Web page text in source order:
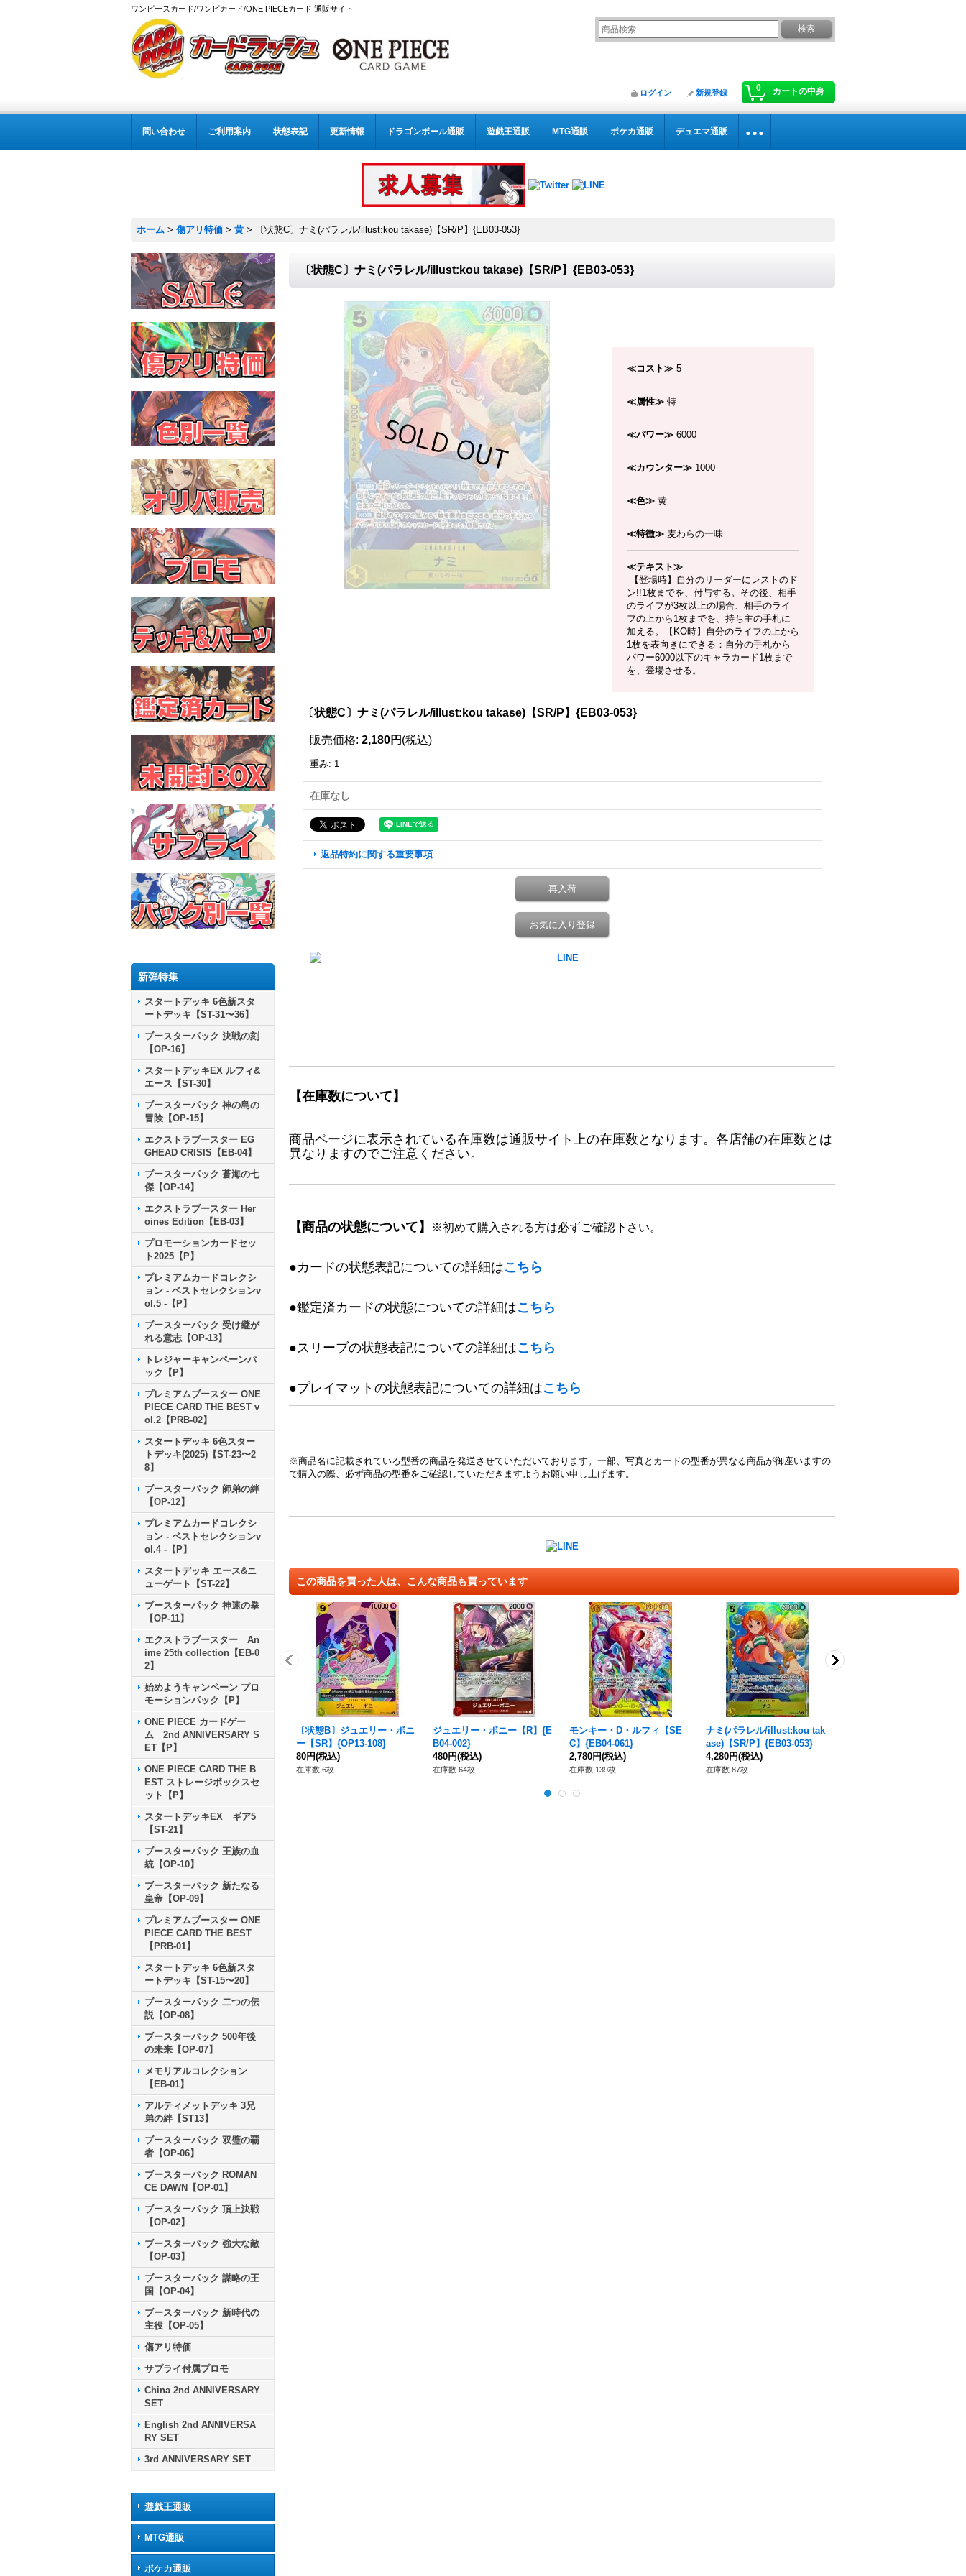
ワンピースカード/ワンピカード/ONE PIECEカード 通販サイト
0 カートの中身
ログイン 新規登録
問い合わせ ご利用案内 状態表記 更新情報 ドラゴンボール通販 遊戯王通販 MTG通販 ポケカ通販 デュエマ通販
ホーム > 傷アリ特価 > 黄 > 〔状態C〕ナミ(パラレル/illust:kou takase)【SR/P】{EB03-053}
新弾特集
スタートデッキ 6色新スタ
ートデッキ【ST-31〜36】
ブースターパック 決戦の刻
【OP-16】
スタートデッキEX ルフィ&
エース【ST-30】
ブースターパック 神の島の
冒険【OP-15】
エクストラブースター EG
GHEAD CRISIS【EB-04】
ブースターパック 蒼海の七
傑【OP-14】
エクストラブースター Her
oines Edition【EB-03】
プロモーションカードセッ
ト2025【P】
プレミアムカードコレクシ
ョン - ベストセレクションv
ol.5 -【P】
ブースターパック 受け継が
れる意志【OP-13】
トレジャーキャンペーンパ
ック【P】
プレミアムブースター ONE
PIECE CARD THE BEST v
ol.2【PRB-02】
スタートデッキ 6色スター
トデッキ(2025)【ST-23〜2
8】
ブースターパック 師弟の絆
【OP-12】
プレミアムカードコレクシ
ョン - ベストセレクションv
ol.4 -【P】
スタートデッキ エース&ニ
ューゲート【ST-22】
ブースターパック 神速の拳
【OP-11】
エクストラブースター An
ime 25th collection【EB-0
2】
始めようキャンペーン プロ
モーションパック【P】
ONE PIECE カードゲー
ム 2nd ANNIVERSARY S
ET【P】
ONE PIECE CARD THE B
EST ストレージボックスセ
ット【P】
スタートデッキEX ギア5
【ST-21】
ブースターパック 王族の血
統【OP-10】
ブースターパック 新たなる
皇帝【OP-09】
プレミアムブースター ONE
PIECE CARD THE BEST
【PRB-01】
スタートデッキ 6色新スタ
ートデッキ【ST-15〜20】
ブースターパック 二つの伝
説【OP-08】
ブースターパック 500年後
の未来【OP-07】
メモリアルコレクション
【EB-01】
アルティメットデッキ 3兄
弟の絆【ST13】
ブースターパック 双璧の覇
者【OP-06】
ブースターパック ROMAN
CE DAWN【OP-01】
ブースターパック 頂上決戦
【OP-02】
ブースターパック 強大な敵
【OP-03】
ブースターパック 謀略の王
国【OP-04】
ブースターパック 新時代の
主役【OP-05】
傷アリ特価
サプライ付属プロモ
China 2nd ANNIVERSARY
SET
English 2nd ANNIVERSA
RY SET
3rd ANNIVERSARY SET
遊戯王通販
MTG通販
ポケカ通販
〔状態C〕ナミ(パラレル/illust:kou takase)【SR/P】{EB03-053}
-
≪コスト≫ 5
≪属性≫ 特
≪パワー≫ 6000
≪カウンター≫ 1000
≪色≫ 黄
≪特徴≫ 麦わらの一味
≪テキスト≫
【登場時】自分のリーダーにレストのド
ン!!1枚までを、付与する。その後、相手
のライフが3枚以上の場合、相手のライ
フの上から1枚までを、持ち主の手札に
加える。【KO時】自分のライフの上から
1枚を表向きにできる：自分の手札から
パワー6000以下のキャラカード1枚まで
を、登場させる。
〔状態C〕ナミ(パラレル/illust:kou takase)【SR/P】{EB03-053}
販売価格: 2,180円 (税込)
重み: 1
在庫なし
返品特約に関する重要事項
再入荷
お気に入り登録
【在庫数について】
商品ページに表示されている在庫数は通販サイト上の在庫数となります。各店舗の在庫数とは
異なりますのでご注意ください。
【商品の状態について】 ※初めて購入される方は必ずご確認下さい。
●カードの状態表記についての詳細はこちら
●鑑定済カードの状態についての詳細はこちら
●スリーブの状態表記についての詳細はこちら
●プレイマットの状態表記についての詳細はこちら
※商品名に記載されている型番の商品を発送させていただいております。一部、写真とカードの型番が異なる商品が御座いますの
で購入の際、必ず商品の型番をご確認していただきますようお願い申し上げます。
この商品を買った人は、こんな商品も買っています
〔状態B〕ジュエリー・ボニ
ー【SR】{OP13-108}
80円(税込)
在庫数 6枚
ジュエリー・ボニー【R】{E
B04-002}
480円(税込)
在庫数 64枚
モンキー・D・ルフィ【SE
C】{EB04-061}
2,780円(税込)
在庫数 139枚
ナミ(パラレル/illust:kou tak
ase)【SR/P】{EB03-053}
4,280円(税込)
在庫数 87枚